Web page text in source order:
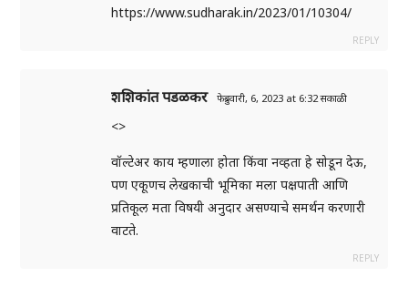
https://www.sudharak.in/2023/01/10304/
REPLY
शशिकांत पडळकर फेब्रुवारी, 6, 2023 at 6:32 सकाळी
<>
वॉल्टेअर काय म्हणाला होता किंवा नव्हता हे सोडून देऊ,
पण एकूणच लेखकाची भूमिका मला पक्षपाती आणि
प्रतिकूल मता विषयी अनुदार असण्याचे समर्थन करणारी
वाटते.
REPLY